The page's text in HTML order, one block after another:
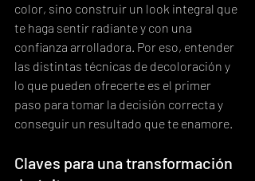
color, sino construir un look integral que
te haga sentir radiante y con una
confianza arrolladora. Por eso, entender
las distintas técnicas de decoloración y
lo que pueden ofrecerte es el primer
paso para tomar la decisión correcta y
conseguir un resultado que te enamore.
Claves para una transformación